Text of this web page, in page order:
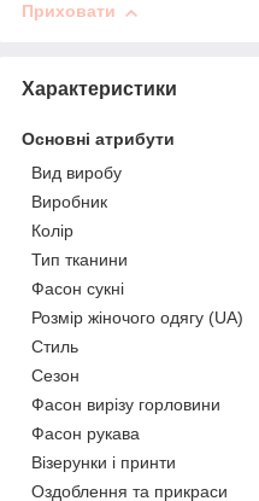
Приховати
Характеристики
Основні атрибути
Вид виробу
Виробник
Колір
Тип тканини
Фасон сукні
Розмір жіночого одягу (UA)
Стиль
Сезон
Фасон вирізу горловини
Фасон рукава
Візерунки і принти
Оздоблення та прикраси